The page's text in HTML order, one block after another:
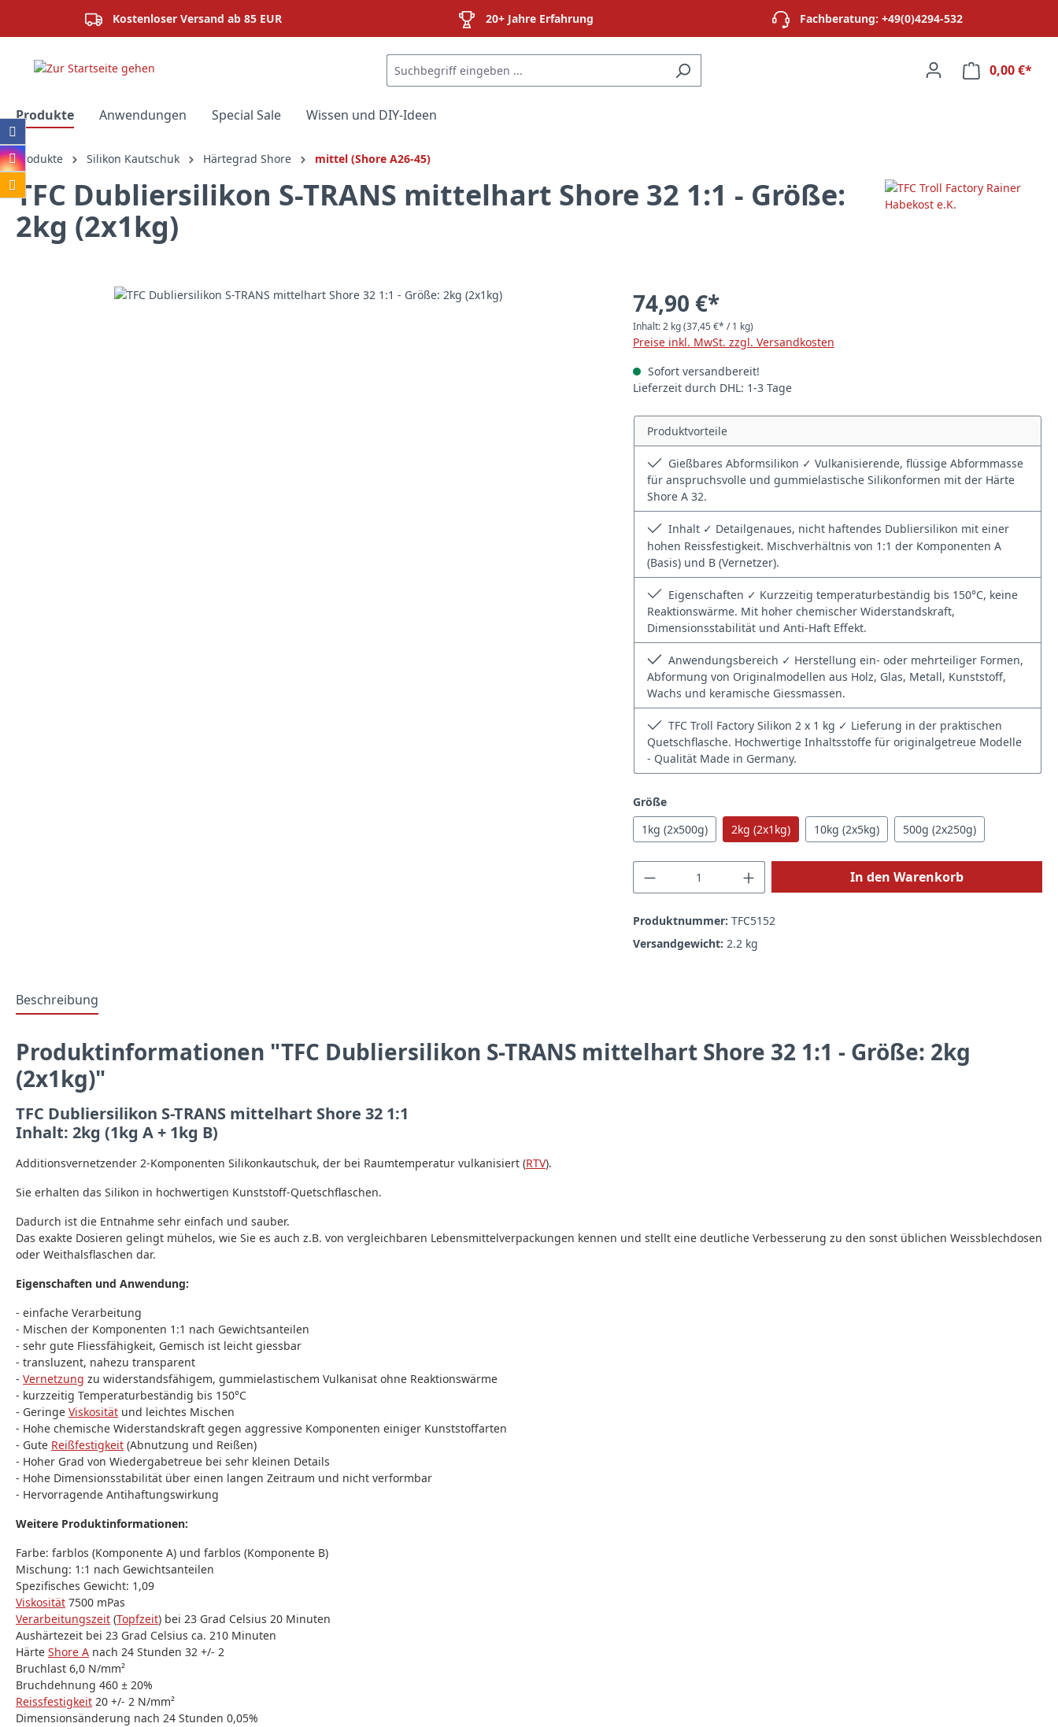
Zur Hauptnavigation springen
Kostenloser Versand ab 85 EUR 20+ Jahre Erfahrung Fachberatung: +49(0)4294-532
0,00 €*
Produkte Anwendungen Special Sale Wissen und DIY-Ideen
Produkte Silikon Kautschuk Härtegrad Shore mittel (Shore A26-45)
TFC Dubliersilikon S-TRANS mittelhart Shore 32 1:1 - Größe:
2kg (2x1kg)
Bildergalerie überspringen 74,90 €*
Inhalt:2 kg(37,45 €* / 1 kg)
Preise inkl. MwSt. zzgl. Versandkosten
Sofort versandbereit!
Lieferzeit durch DHL: 1-3 Tage
Produktvorteile
Gießbares Abformsilikon ✓ Vulkanisierende, flüssige Abformmasse
für anspruchsvolle und gummielastische Silikonformen mit der Härte
Shore A 32.
Inhalt ✓ Detailgenaues, nicht haftendes Dubliersilikon mit einer
hohen Reissfestigkeit. Mischverhältnis von 1:1 der Komponenten A
(Basis) und B (Vernetzer).
Eigenschaften ✓ Kurzzeitig temperaturbeständig bis 150°C, keine
Reaktionswärme. Mit hoher chemischer Widerstandskraft,
Dimensionsstabilität und Anti-Haft Effekt.
Anwendungsbereich ✓ Herstellung ein- oder mehrteiliger Formen,
Abformung von Originalmodellen aus Holz, Glas, Metall, Kunststoff,
Wachs und keramische Giessmassen.
TFC Troll Factory Silikon 2 x 1 kg ✓ Lieferung in der praktischen
Quetschflasche. Hochwertige Inhaltsstoffe für originalgetreue Modelle
- Qualität Made in Germany.
Größeauswählen
1kg (2x500g)
2kg (2x1kg) 10kg (2x5kg) 500g (2x250g)
Produkt Anzahl: Gib den gewünschten Wert
In den Warenkorb
Produktnummer: TFC5152
Versandgewicht: 2.2 kg
Beschreibung
Produktinformationen "TFC Dubliersilikon S-TRANS mittelhart Shore 32 1:1 - Größe: 2kg
(2x1kg)"
TFC Dubliersilikon S-TRANS mittelhart Shore 32 1:1
Inhalt: 2kg (1kg A + 1kg B)
Additionsvernetzender 2-Komponenten Silikonkautschuk, der bei Raumtemperatur vulkanisiert (RTV).
Sie erhalten das Silikon in hochwertigen Kunststoff-Quetschflaschen.
Dadurch ist die Entnahme sehr einfach und sauber.
Das exakte Dosieren gelingt mühelos, wie Sie es auch z.B. von vergleichbaren Lebensmittelverpackungen kennen und stellt eine deutliche Verbesserung zu den sonst üblichen Weissblechdosen
oder Weithalsflaschen dar.
Eigenschaften und Anwendung:
- einfache Verarbeitung
- Mischen der Komponenten 1:1 nach Gewichtsanteilen
- sehr gute Fliessfähigkeit, Gemisch ist leicht giessbar
- transluzent, nahezu transparent
- Vernetzung zu widerstandsfähigem, gummielastischem Vulkanisat ohne Reaktionswärme
- kurzzeitig Temperaturbeständig bis 150°C
- Geringe Viskosität und leichtes Mischen
- Hohe chemische Widerstandskraft gegen aggressive Komponenten einiger Kunststoffarten
- Gute Reißfestigkeit (Abnutzung und Reißen)
- Hoher Grad von Wiedergabetreue bei sehr kleinen Details
- Hohe Dimensionsstabilität über einen langen Zeitraum und nicht verformbar
- Hervorragende Antihaftungswirkung
Weitere Produktinformationen:
Farbe: farblos (Komponente A) und farblos (Komponente B)
Mischung: 1:1 nach Gewichtsanteilen
Spezifisches Gewicht: 1,09
Viskosität 7500 mPas
Verarbeitungszeit (Topfzeit) bei 23 Grad Celsius 20 Minuten
Aushärtezeit bei 23 Grad Celsius ca. 210 Minuten
Härte Shore A nach 24 Stunden 32 +/- 2
Bruchlast 6,0 N/mm²
Bruchdehnung 460 ± 20%
Reissfestigkeit 20 +/- 2 N/mm²
Dimensionsänderung nach 24 Stunden 0,05%